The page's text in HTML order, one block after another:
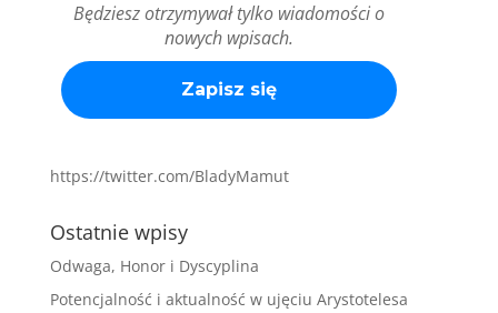
Będziesz otrzymywał tylko wiadomości o
nowych wpisach.
https://twitter.com/BladyMamut
Ostatnie wpisy
Odwaga, Honor i Dyscyplina
Potencjalność i aktualność w ujęciu Arystotelesa